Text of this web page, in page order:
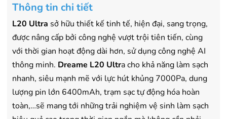
- Cam kết hàng mới 100%.
Hà Nội, Hồ Chí Minh
- Vận chuyển Toàn Quốc.
- Bảo hành 24 tháng chính hãng
Hà Nội, Hồ Chí Minh
- Vận chuyển Toàn Quốc.
- Bảo hành 36 tháng
Thông tin chi tiết
L20 Ultra sở hữu thiết kế tinh tế, hiện đại, sang trọng,
được nâng cấp bởi công nghệ vượt trội tiên tiến, cùng
với thời gian hoạt động dài hơn, sử dụng công nghệ AI
thông minh. Dreame L20 Ultra cho khả năng làm sạch
nhanh, siêu mạnh mẽ với lực hút khủng 7000Pa, dung
lượng pin lớn 6400mAh, trạm sạc tự động hóa hoàn
toàn,…sẽ mang tới những trải nghiệm vệ sinh làm sạch